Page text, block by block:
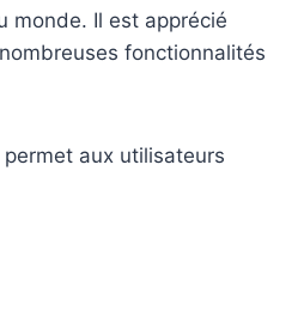
monde. Il est apprécié
fonctionnalités
aux utilisateurs